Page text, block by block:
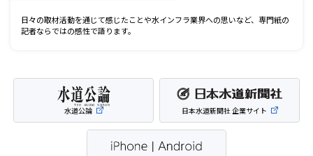
日々の取材活動を通じて感じたことや水インフラ業界への思いなど、専門紙の
記者ならではの感性で語ります。
水道公論 日本水道新聞社 企業サイト